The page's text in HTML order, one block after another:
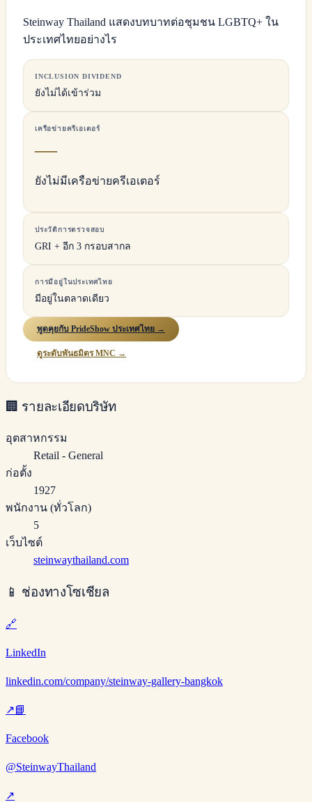
Steinway Thailand แสดงบทบาทต่อชุมชน LGBTQ+ ใน
ประเทศไทยอย่างไร
INCLUSION DIVIDEND
ยังไม่ได้เข้าร่วม
เครือข่ายครีเอเตอร์
—
ยังไม่มีเครือข่ายครีเอเตอร์
ประวัติการตรวจสอบ
GRI + อีก 3 กรอบสากล
การมีอยู่ในประเทศไทย
มีอยู่ในตลาดเดียว
พูดคุยกับ PrideShow ประเทศไทย →
ดูระดับพันธมิตร MNC →
🏢 รายละเอียดบริษัท
อุตสาหกรรม
Retail - General
ก่อตั้ง
1927
พนักงาน (ทั่วโลก)
5
เว็บไซต์
steinwaythailand.com
📱 ช่องทางโซเชียล
🔗
LinkedIn
linkedin.com/company/steinway-gallery-bangkok
↗📘
Facebook
@SteinwayThailand
↗